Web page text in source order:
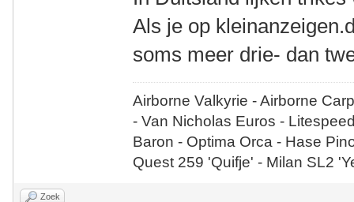
Als je op
soms meer drie- dan
Airborne Valkyrie - Airborne
- Van Nicholas Euros -
Baron - Optima Orca - Hase
Quest 259 'Quifje' - Milan SL2
Zoek